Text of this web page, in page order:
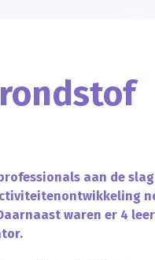
aan de
waren er 4